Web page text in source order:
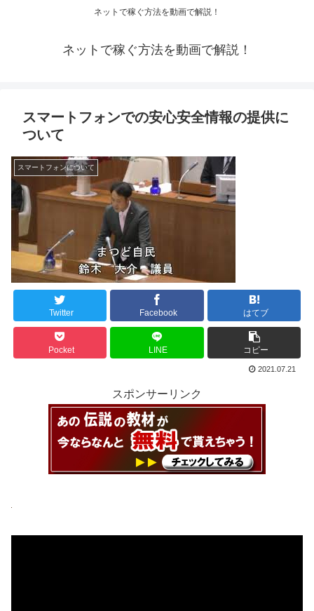
ネットで稼ぐ方法を動画で解説！
ネットで稼ぐ方法を動画で解説！
スマートフォンでの安心安全情報の提供に
ついて
スマートフォンについて
Twitter Facebook はてブ
Pocket LINE コピー
2021.07.21
スポンサーリンク